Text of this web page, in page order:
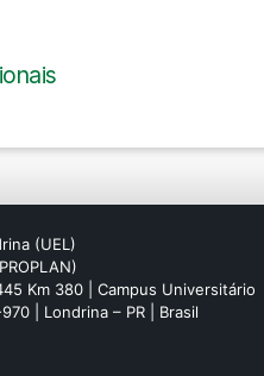
(UEL)
Km 380 | Campus Universitário
| Londrina – PR | Brasil